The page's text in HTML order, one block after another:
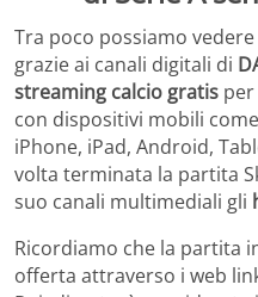
Tra poco possiamo vedere
grazie ai canali digitali di
streaming calcio gratis
con dispositivi mobili
iPhone, iPad, Android,
volta terminata la partita
suo canali multimediali gli
Ricordiamo che la partita
offerta attraverso i web